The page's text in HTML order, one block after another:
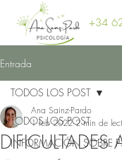
+34
Entrada
TODOS LOS POST
INFORMACIÓN SOBRE
TODOS LOS POST
DIFICULTADES
Ana Sainz-Pardo
1 feb 2022 2 min de